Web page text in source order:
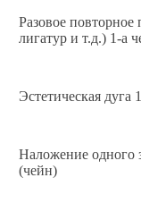
Разовое
лигатур и т.д.) 1-а
Эстетическая дуга
Наложение одного
(чейн)